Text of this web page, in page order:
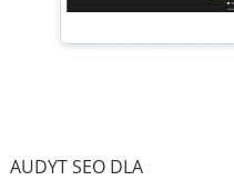
AUDYT SEO DLA